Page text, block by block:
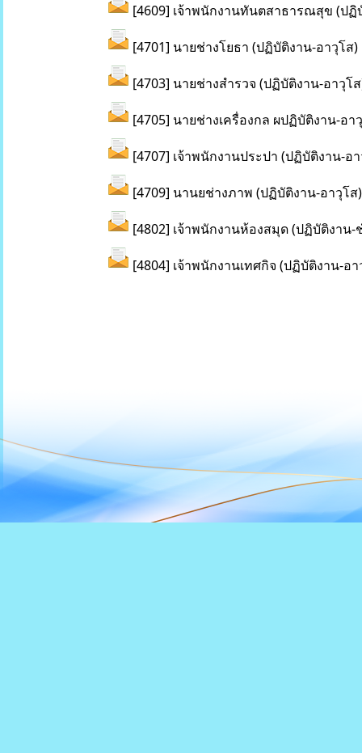
[4609] เจ้าพนักงานทันตสาธารณสุข (ปฏิ
[4701] นายช่างโยธา (ปฏิบัติงาน-อาวุโส)
[4703] นายช่างสำรวจ (ปฏิบัติงาน-อาวุโ
[4705] นายช่างเครื่องกล ผปฏิบัติงาน-อา
[4707] เจ้าพนักงานประปา (ปฏิบัติงาน-อ
[4709] นานยช่างภาพ (ปฏิบัติงาน-อาวุโส)
[4802] เจ้าพนักงานห้องสมุด (ปฏิบัติงาน
[4804] เจ้าพนักงานเทศกิจ (ปฏิบัติงาน-อ